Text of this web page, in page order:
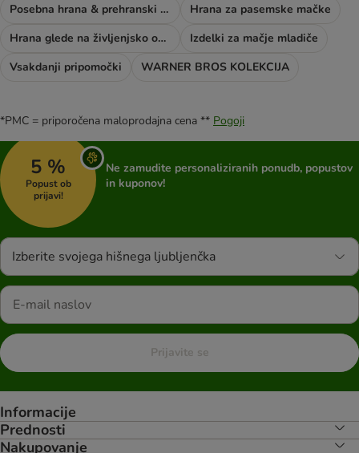
Posebna hrana & prehranski dodatki
Hrana za pasemske mačke
Hrana glede na življenjsko obdobje mačke
Izdelki za mačje mladiče
Vsakdanji pripomočki
WARNER BROS KOLEKCIJA
*PMC = priporočena maloprodajna cena ** Pogoji
5 %
Popust ob
prijavi!
Ne zamudite personaliziranih ponudb, popustov
in kuponov!
Izberite svojega hišnega ljubljenčka
Prijavite se
Informacije
Prednosti
Nakupovanje